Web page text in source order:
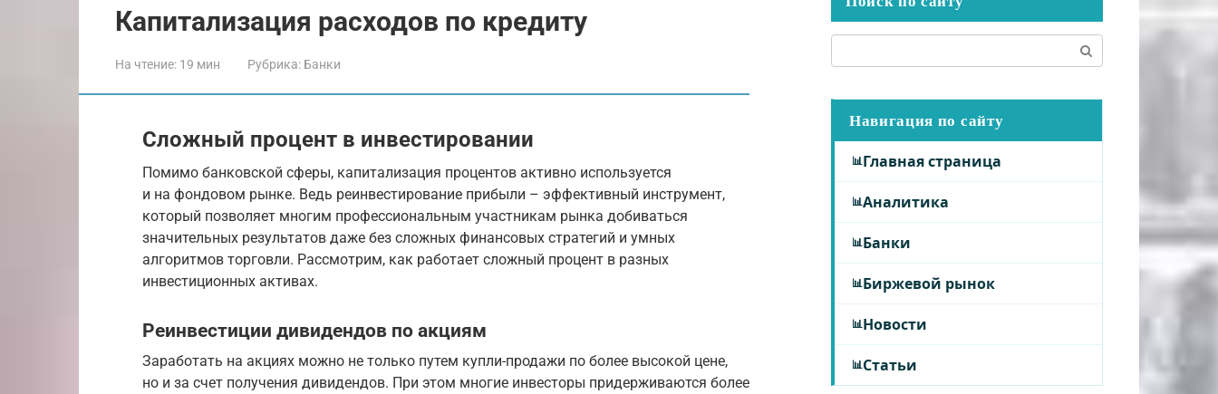
Капитализация расходов по кредиту
На чтение: 19 мин Рубрика: Банки
Сложный процент в инвестировании
Помимо банковской сферы, капитализация процентов активно используется
и на фондовом рынке. Ведь реинвестирование прибыли – эффективный инструмент,
который позволяет многим профессиональным участникам рынка добиваться
значительных результатов даже без сложных финансовых стратегий и умных
алгоритмов торговли. Рассмотрим, как работает сложный процент в разных
инвестиционных активах.
Реинвестиции дивидендов по акциям
Заработать на акциях можно не только путем купли-продажи по более высокой цене,
но и за счет получения дивидендов. При этом многие инвесторы придерживаются более
Навигация по сайту
Главная страница
Аналитика
Банки
Биржевой рынок
Новости
Статьи